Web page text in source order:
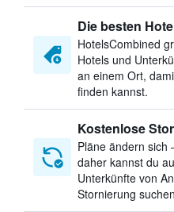
Die besten
HotelsCombined
Hotels und
an einem Ort,
finden kannst.
Kostenlose
Pläne ändern sich
daher kannst du
Unterkünfte von
Stornierung